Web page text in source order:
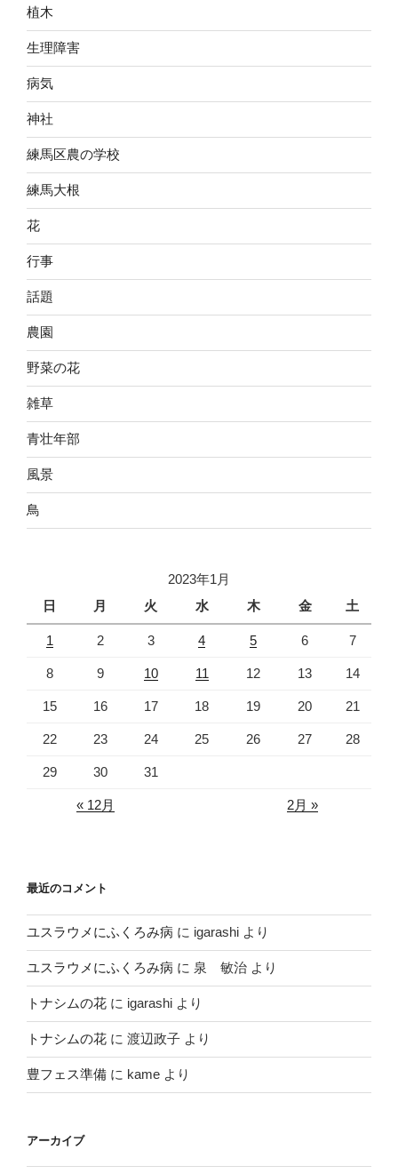
植木
生理障害
病気
神社
練馬区農の学校
練馬大根
花
行事
話題
農園
野菜の花
雑草
青壮年部
風景
鳥
2023年1月
日
月 火 水 木 金 土
1 2 3 4 5 6 7
8 9 10 11 12 13 14
15 16 17 18 19 20 21
22 23 24 25 26 27 28
29 30 31
« 12月 2月 »
最近のコメント
ユスラウメにふくろみ病 に igarashi より
ユスラウメにふくろみ病 に 泉 敏治 より
トナシムの花 に igarashi より
トナシムの花 に 渡辺政子 より
豊フェス準備 に kame より
アーカイブ